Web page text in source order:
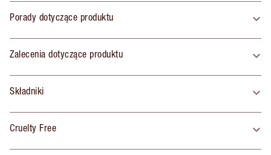
Porady dotyczące produktu
Zalecenia dotyczące produktu
Składniki
Cruelty Free